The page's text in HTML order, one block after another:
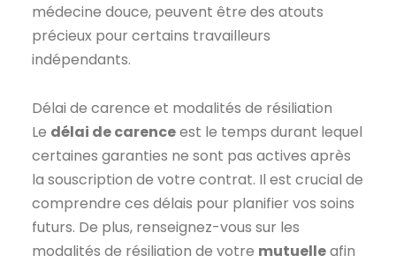
médecine douce, peuvent être des atouts
précieux pour certains travailleurs
indépendants.
Délai de carence et modalités de résiliation
Le délai de carenceest le temps durant lequel
certaines garanties ne sont pas actives après
la souscription de votre contrat. Il est crucial de
comprendre ces délais pour planifier vos soins
futurs. De plus, renseignez-vous sur les
modalités de résiliation de votre mutuelleafin